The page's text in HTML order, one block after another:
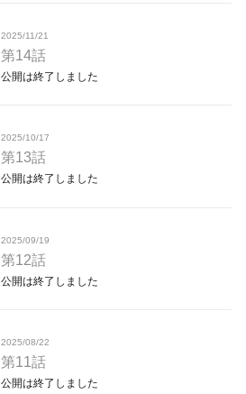
2025/11/21
第14話
公開は終了しました
2025/10/17
第13話
公開は終了しました
2025/09/19
第12話
公開は終了しました
2025/08/22
第11話
公開は終了しました